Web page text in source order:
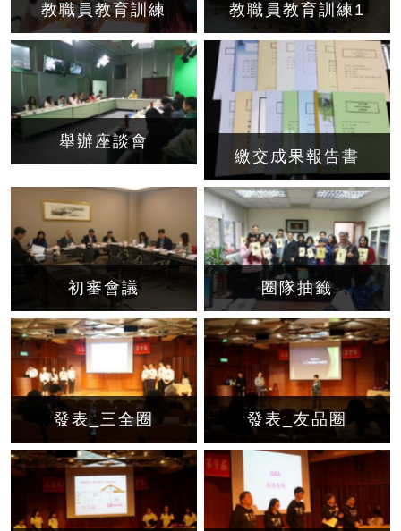
教職員教育訓練 教職員教育訓練1
舉辦座談會
繳交成果報告書
初審會議 圈隊抽籤
發表_三全圈 發表_友品圈